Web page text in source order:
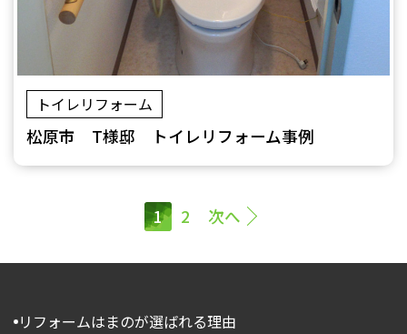
トイレリフォーム
松原市 T様邸 トイレリフォーム事例
1 2 次へ
リフォームはまのが選ばれる理由